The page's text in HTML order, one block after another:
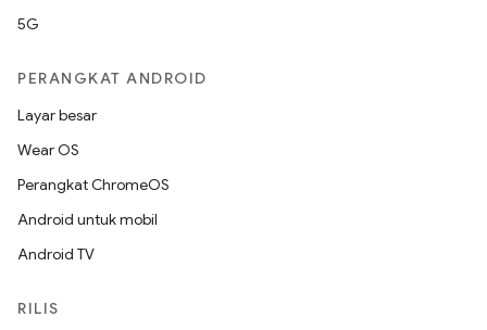
5G
PERANGKAT ANDROID
Layar besar
Wear OS
Perangkat ChromeOS
Android untuk mobil
Android TV
RILIS